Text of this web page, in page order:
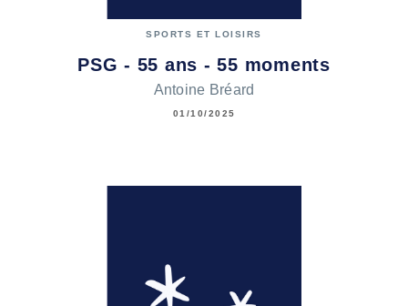
SPORTS ET LOISIRS
PSG - 55 ans - 55 moments
Antoine Bréard
01/10/2025